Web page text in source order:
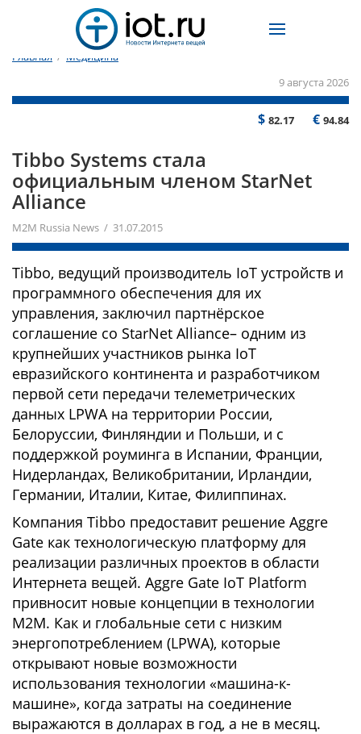
Главная / Медицина
9 августа 2026
$ 82.17 € 94.84
Tibbo Systems стала
официальным членом StarNet
Alliance
M2M Russia News / 31.07.2015
Tibbo, ведущий производитель IoT устройств и
программного обеспечения для их
управления, заключил партнёрское
соглашение со StarNet Alliance– одним из
крупнейших участников рынка IoT
евразийского континента и разработчиком
первой сети передачи телеметрических
данных LPWA на территории России,
Белоруссии, Финляндии и Польши, и с
поддержкой роуминга в Испании, Франции,
Нидерландах, Великобритании, Ирландии,
Германии, Италии, Китае, Филиппинах.
Компания Tibbo предоставит решение Aggre
Gate как технологическую платформу для
реализации различных проектов в области
Интернета вещей. Aggre Gate IoT Platform
привносит новые концепции в технологии
M2M. Как и глобальные сети с низким
энергопотреблением (LPWA), которые
открывают новые возможности
использования технологии «машина-к-
машине», когда затраты на соединение
выражаются в долларах в год, а не в месяц.